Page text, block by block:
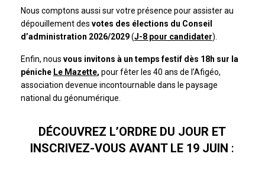
Nous comptons aussi sur votre présence pour assister au
dépouillement des votes des élections du Conseil
d’administration 2026/2029(J-8 pour candidater).
Enfin, nous vous invitons à un temps festif dès 18h sur la
péniche Le Mazette, pour fêter les 40 ans de l’Afigéo,
association devenue incontournable dans le paysage
national du géonumérique.
DÉCOUVREZ L’ORDRE DU JOUR ET
INSCRIVEZ-VOUS AVANT LE 19 JUIN :